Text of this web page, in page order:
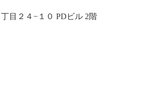
目２４−１０ PDビル 2階